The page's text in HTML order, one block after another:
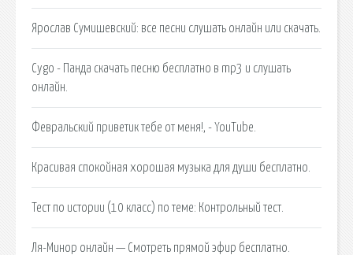
Ярослав Сумишевский: все песни слушать онлайн или скачать.
Cygo - Панда скачать песню бесплатно в mp3 и слушать
онлайн.
Февральский приветик тебе от меня!, - YouTube.
Красивая спокойная хорошая музыка для души бесплатно.
Тест по истории (10 класс) по теме: Контрольный тест.
Ля-Минор онлайн — Смотреть прямой эфир бесплатно.